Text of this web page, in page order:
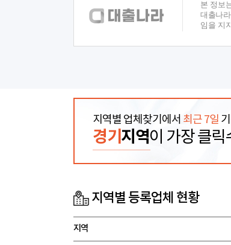
본 정보
대출나
임을 지
지역별 업체찾기에서 최근 7일
경기 지역이 가장 클
지역별 등록업체 현황
지역